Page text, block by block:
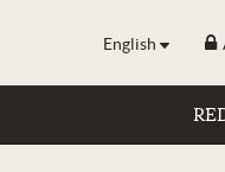
English